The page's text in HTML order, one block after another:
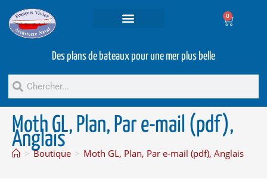
0
Des plans de bateaux pour une mer plus belle
Moth GL, Plan, Par e-mail (pdf),
Anglais
> Boutique > Moth GL, Plan, Par e-mail (pdf), Anglais